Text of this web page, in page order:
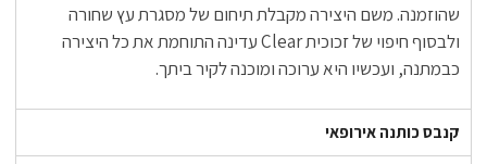
שהוזמנה. משם היצירה מקבלת תיחום של מסגרת עץ שחורה
ולבסוף חיפוי של זכוכית Clear עדינה התוחמת את כל היצירה
כבמתנה, ועכשיו היא ערוכה ומוכנה לקיר ביתך.
קנבס כותנה אירופאי